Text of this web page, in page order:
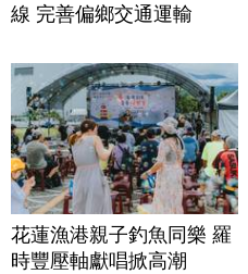
線 完善偏鄉交通運輸
花蓮漁港親子釣魚同樂 羅
時豐壓軸獻唱掀高潮